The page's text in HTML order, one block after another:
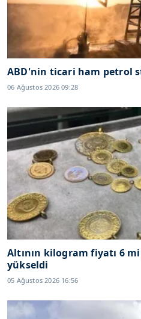
ABD'nin ticari ham petrol
06 Ağustos 2026 09:28
Altının kilogram fiyatı 6
yükseldi
05 Ağustos 2026 16:56